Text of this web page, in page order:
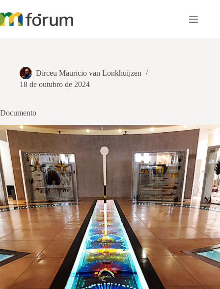
para
o
Dirceu Mauricio van Lonkhuijzen
18 de outubro de 2024
Documento